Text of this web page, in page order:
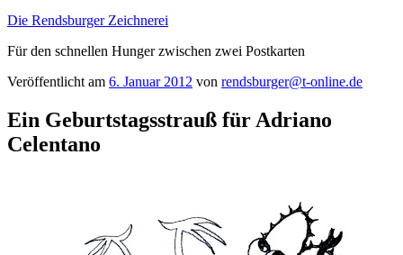
Die Rendsburger Zeichnerei
Für den schnellen Hunger zwischen zwei Postkarten
Veröffentlicht am 6. Januar 2012 von rendsburger@t-online.de
Ein Geburtstagsstrauß für Adriano
Celentano